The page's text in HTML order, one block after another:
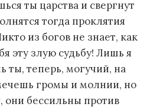
ты царства и свергнут
тогда проклятия
из богов не знает, как
эту злую судьбу! Лишь я
ты, теперь, могучий, на
громы и молнии, но
они бессильны против